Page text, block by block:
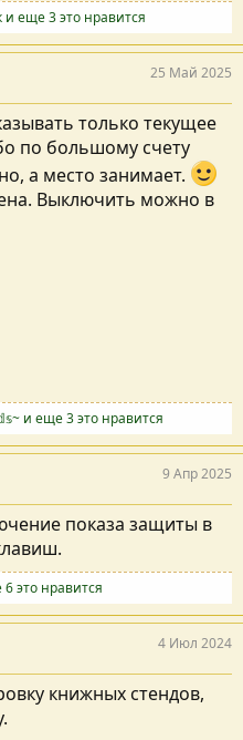
и еще 3 это нравится
25 Май 2025
только текущее
по большому счету
а место занимает.
Выключить можно в
и еще 3 это нравится
9 Апр 2025
показа защиты в
это нравится
4 Июл 2024
книжных стендов,